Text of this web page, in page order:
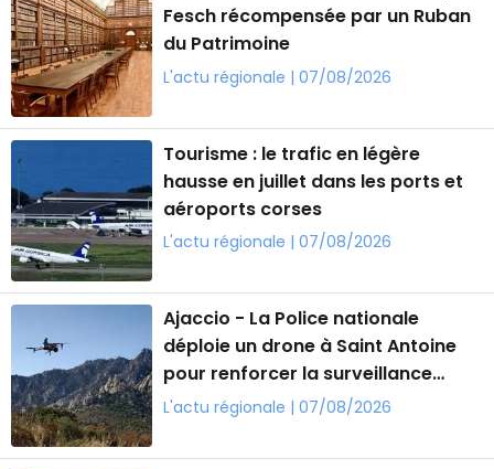
Fesch récompensée par un Ruban
du Patrimoine
L'actu régionale | 07/08/2026
Tourisme : le trafic en légère
hausse en juillet dans les ports et
aéroports corses
L'actu régionale | 07/08/2026
Ajaccio - La Police nationale
déploie un drone à Saint Antoine
pour renforcer la surveillance
contre les incendies
L'actu régionale | 07/08/2026